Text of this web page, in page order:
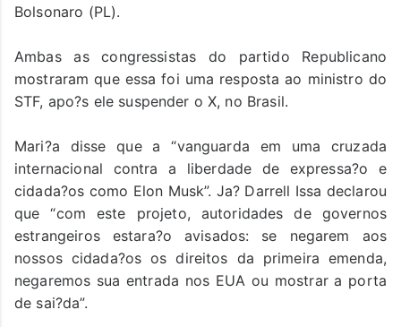
Bolsonaro (PL).
Ambas as congressistas do partido Republicano
mostraram que essa foi uma resposta ao ministro do
STF, apo?s ele suspender o X, no Brasil.
Mari?a disse que a “vanguarda em uma cruzada
internacional contra a liberdade de expressa?o e
cidada?os como Elon Musk”. Ja? Darrell Issa declarou
que “com este projeto, autoridades de governos
estrangeiros estara?o avisados: se negarem aos
nossos cidada?os os direitos da primeira emenda,
negaremos sua entrada nos EUA ou mostrar a porta
de sai?da”.